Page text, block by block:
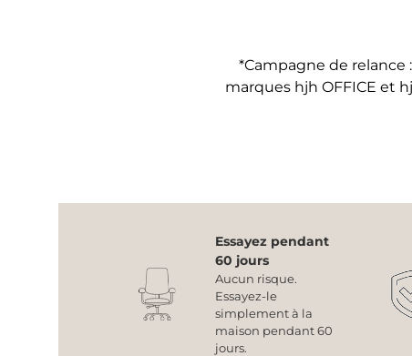
*Campagne de
marques hjh OFFICE et
Essayez pendant
60 jours
Aucun risque.
Essayez-le
simplement à la
maison pendant 60
jours.